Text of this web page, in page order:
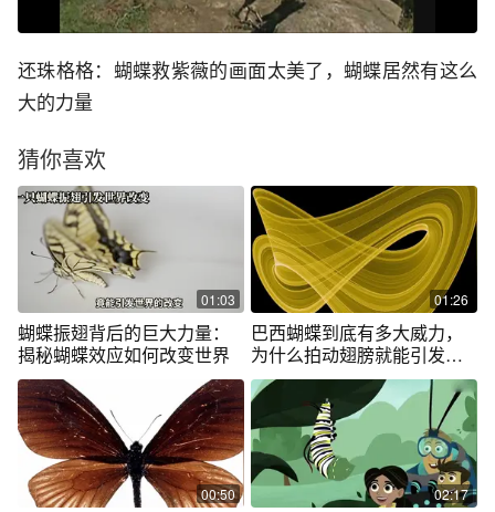
还珠格格：蝴蝶救紫薇的画面太美了，蝴蝶居然有这么
大的力量
猜你喜欢
01:03
蝴蝶振翅背后的巨大力量：
揭秘蝴蝶效应如何改变世界
01:26
巴西蝴蝶到底有多大威力，
为什么拍动翅膀就能引发飓
风？
00:50 02:17